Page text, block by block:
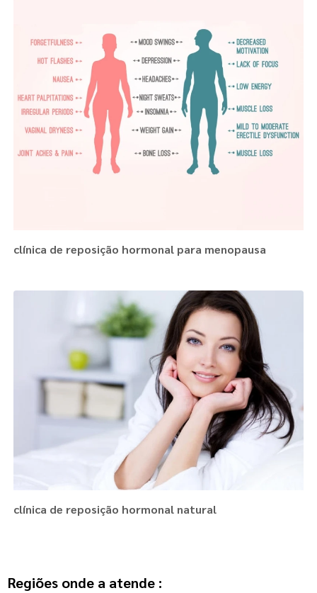
clínica de reposição hormonal para menopausa
clínica de reposição hormonal natural
Regiões onde a atende :